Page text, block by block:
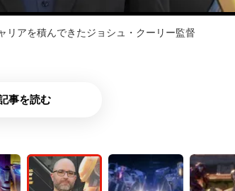
リアを積んできたジョシュ・クーリー監督
事を読む